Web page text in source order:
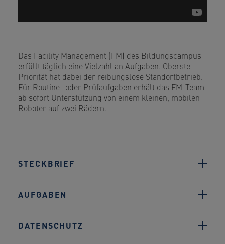
Das Facility Management (FM) des Bildungscampus
erfüllt täglich eine Vielzahl an Aufgaben. Oberste
Priorität hat dabei der reibungslose Standortbetrieb.
Für Routine- oder Prüfaufgaben erhält das FM-Team
ab sofort Unterstützung von einem kleinen, mobilen
Roboter auf zwei Rädern.
STECKBRIEF
Ich heiße Loomi
Ich wurde von einem Start-up der ETH Zürich in
AUFGABEN
Ich unterstütze das Team Facility Management (FM)
DATENSCHUTZ